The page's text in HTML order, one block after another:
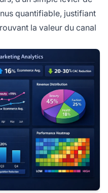
quantifiable, justifiant
la valeur du canal